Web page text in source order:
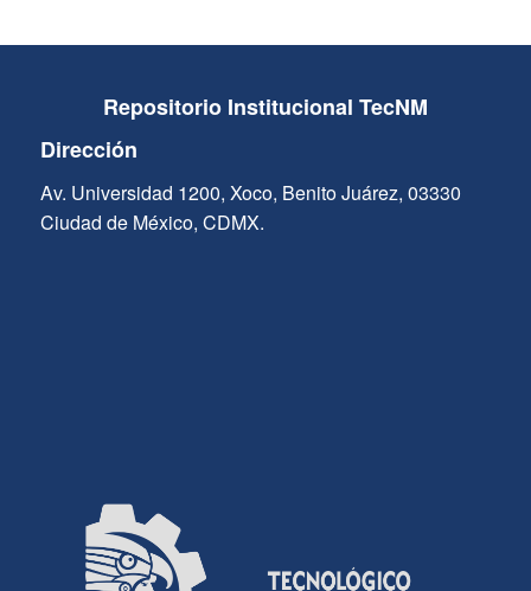
Repositorio Institucional TecNM
Dirección
Av. Universidad 1200, Xoco, Benito Juárez, 03330
Ciudad de México, CDMX.